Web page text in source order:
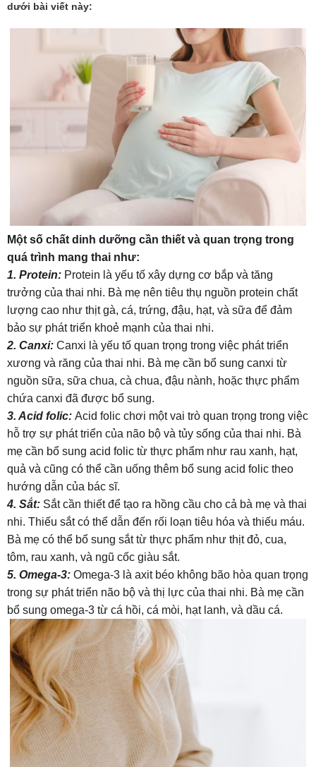
dưới bài viết này:
Một số chất dinh dưỡng cần thiết và quan trọng trong
quá trình mang thai như:
1. Protein: Protein là yếu tố xây dựng cơ bắp và tăng
trưởng của thai nhi. Bà mẹ nên tiêu thụ nguồn protein chất
lượng cao như thịt gà, cá, trứng, đậu, hạt, và sữa để đảm
bảo sự phát triển khoẻ mạnh của thai nhi.
2. Canxi: Canxi là yếu tố quan trọng trong việc phát triển
xương và răng của thai nhi. Bà mẹ cần bổ sung canxi từ
nguồn sữa, sữa chua, cà chua, đậu nành, hoặc thực phẩm
chứa canxi đã được bổ sung.
3. Acid folic: Acid folic chơi một vai trò quan trọng trong việc
hỗ trợ sự phát triển của não bộ và tủy sống của thai nhi. Bà
mẹ cần bổ sung acid folic từ thực phẩm như rau xanh, hạt,
quả và cũng có thể cần uống thêm bổ sung acid folic theo
hướng dẫn của bác sĩ.
4. Sắt: Sắt cần thiết để tạo ra hồng cầu cho cả bà mẹ và thai
nhi. Thiếu sắt có thể dẫn đến rối loạn tiêu hóa và thiếu máu.
Bà mẹ có thể bổ sung sắt từ thực phẩm như thịt đỏ, cua,
tôm, rau xanh, và ngũ cốc giàu sắt.
5. Omega-3: Omega-3 là axit béo không bão hòa quan trọng
trong sự phát triển não bộ và thị lực của thai nhi. Bà mẹ cần
bổ sung omega-3 từ cá hồi, cá mòi, hạt lanh, và dầu cá.